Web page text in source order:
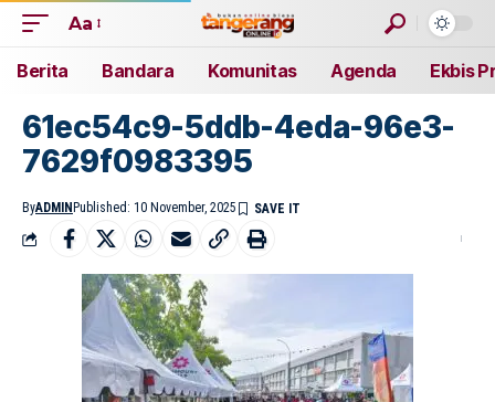
Aa
Berita Bandara Komunitas Agenda Ekbis
61ec54c9-5ddb-4eda-96e3-
7629f0983395
ByADMIN Published: 10 November, 2025